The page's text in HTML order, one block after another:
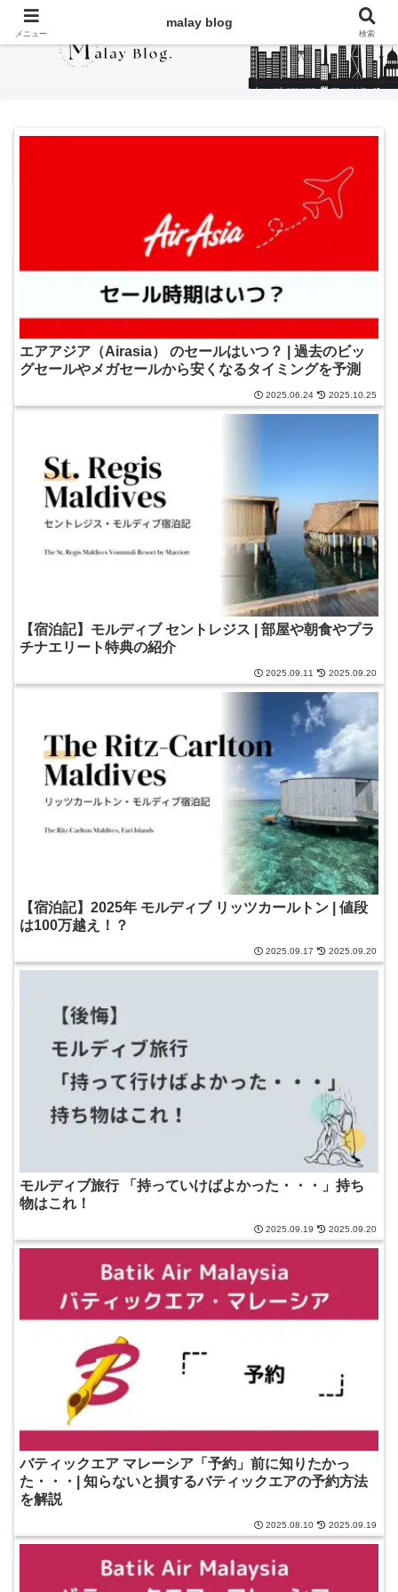
エアアジア（Airasia） のセールはいつ？ | 過去のビッ
グセールやメガセールから安くなるタイミングを予測
2025.06.24 2025.10.25
【宿泊記】モルディブ セントレジス | 部屋や朝食やプラ
チナエリート特典の紹介
2025.09.11 2025.09.20
【宿泊記】2025年 モルディブ リッツカールトン | 値段
は100万越え！？
2025.09.17 2025.09.20
モルディブ旅行 「持っていけばよかった・・・」持ち
物はこれ！
2025.09.19 2025.09.20
バティックエア マレーシア「予約」前に知りたかっ
た・・・| 知らないと損するバティックエアの予約方法
を解説
2025.08.10 2025.09.19
メニュー
malay blog
検索